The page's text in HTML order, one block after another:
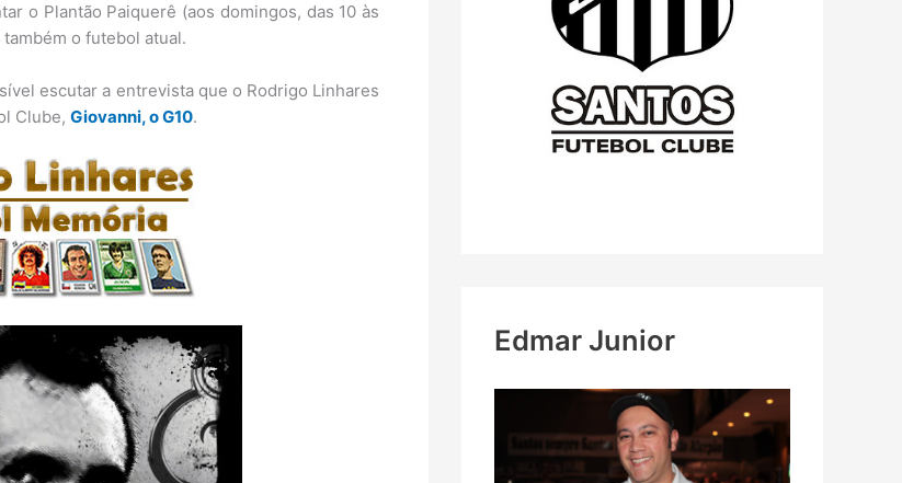
o Plantão Paiquerê (aos domingos, das 10 às
o futebol atual.
escutar a entrevista que o Rodrigo Linhares
Clube, Giovanni, o G10.
Edmar Junior